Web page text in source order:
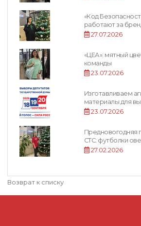
«Код
работают за
27.07.2026
«ЦЕА»: мятный
команды
23.07.2026
Изготавливаем
материалы для
23.07.2026
Предновогодняя
СТС: футболки
27.02.2026
Возврат к списку